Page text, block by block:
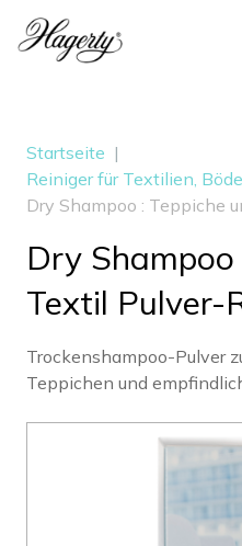
Startseite |
Reiniger für Textilien,
Dry Shampoo : Teppiche
Dry Shampoo
Textil Pulver-
Trockenshampoo-Pulver
Teppichen und